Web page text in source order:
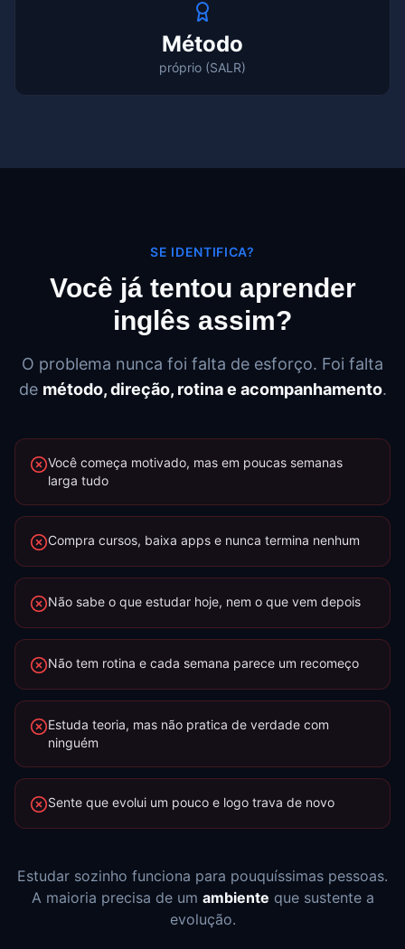
Método
próprio (SALR)
SE IDENTIFICA?
Você já tentou aprender
inglês assim?
O problema nunca foi falta de esforço. Foi falta
de método, direção, rotina e acompanhamento.
Você começa motivado, mas em poucas semanas
larga tudo
Compra cursos, baixa apps e nunca termina nenhum
Não sabe o que estudar hoje, nem o que vem depois
Não tem rotina e cada semana parece um recomeço
Estuda teoria, mas não pratica de verdade com
ninguém
Sente que evolui um pouco e logo trava de novo
Estudar sozinho funciona para pouquíssimas pessoas.
A maioria precisa de um ambiente que sustente a
evolução.